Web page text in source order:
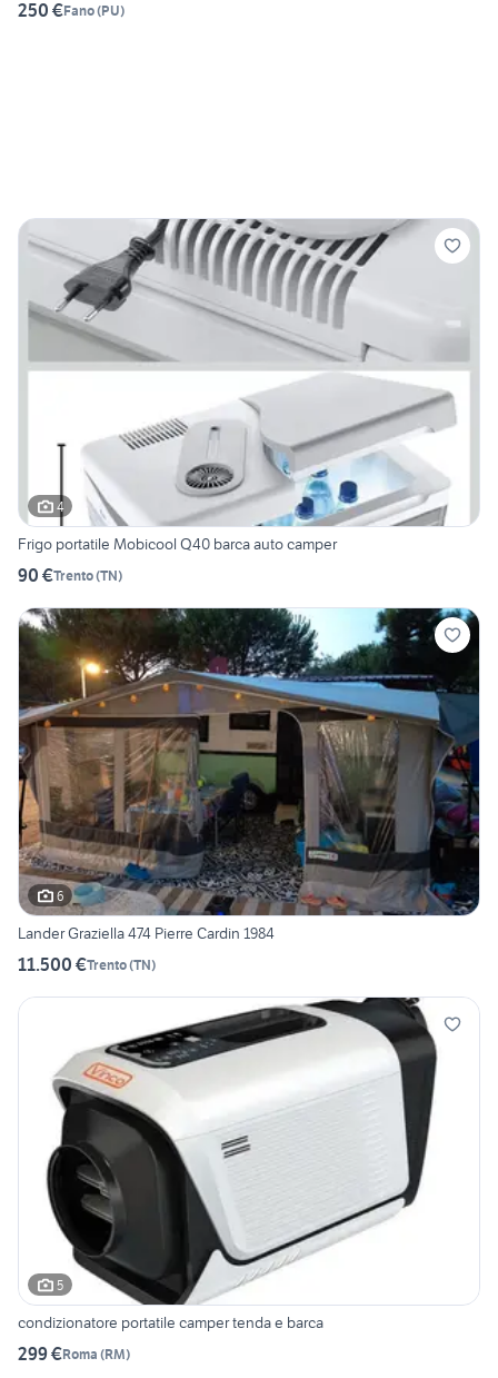
250 €Fano(PU)
4
Frigo portatile Mobicool Q40 barca auto camper
90 €Trento(TN)
6
Lander Graziella 474 Pierre Cardin 1984
11.500 €Trento(TN)
5
condizionatore portatile camper tenda e barca
299 €Roma (RM)